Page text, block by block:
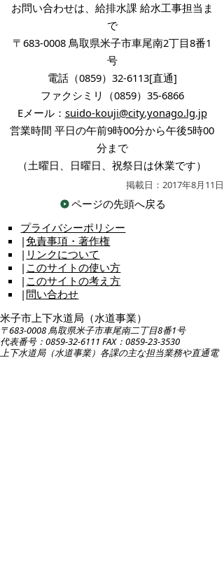
お問い合わせは、給排水課 給水工事担当ま
で
〒683-0008 鳥取県米子市車尾南2丁目8番1
号
電話（0859）32-6113[直通]
ファクシミリ（0859）35-6866
Eメール： suido-kouji@city.yonago.lg.jp
営業時間 平日の午前9時00分から午後5時00
分まで
（土曜日、日曜日、祝祭日は休業です）
掲載日：2017年8月11日
ページの先頭へ戻る
プライバシーポリシー
|免責事項・著作権
| リンクについて
| このサイトの使い方
| このサイトの考え方
| 問い合わせ
米子市上下水道局（水道事業）
〒683-0008 鳥取県米子市車尾南二丁目8番1号
代表番号：0859-32-6111 FAX：0859-23-3530
上下水道局（水道事業）各課の主な担当業務や直通電